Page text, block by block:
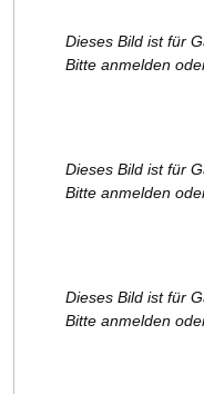
Dieses Bild ist für
Bitte anmelden
Dieses Bild ist für
Bitte anmelden
Dieses Bild ist für
Bitte anmelden